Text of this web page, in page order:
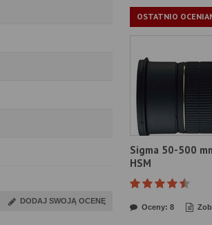
DODAJ SWOJĄ OCENĘ
OSTATNIO
Sigma 50-500
HSM
Oceny: 8